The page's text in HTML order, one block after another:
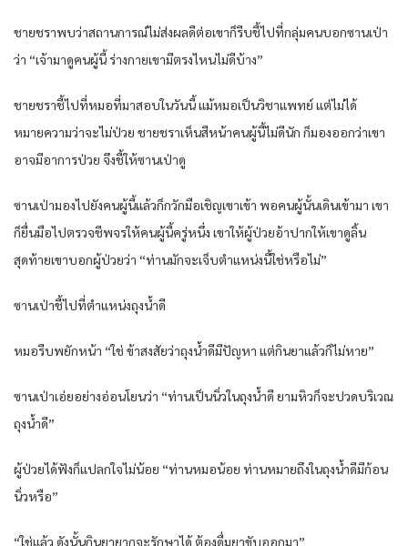
ชายชราพบว่าสถานการณ์ไม่ส่งผลดีต่อเขาก็รีบชี้ไปที่กลุ่มคนบอกซานเป่า
ว่า “เจ้ามาดูคนผู้นี้ ร่างกายเขามีตรงไหนไม่ดีบ้าง”
ชายชราชี้ไปที่หมอที่มาสอบในวันนี้ แม้หมอเป็นวิชาแพทย์ แต่ไม่ได้
หมายความว่าจะไม่ป่วย ชายชราเห็นสีหน้าคนผู้นี้ไม่ดีนัก ก็มองออกว่าเขา
อาจมีอาการป่วย จึงชี้ให้ซานเป่าดู
ซานเป่ามองไปยังคนผู้นี้แล้วก็กวักมือเชิญเขาเข้า พอคนผู้นั้นเดินเข้ามา เขา
ก็ยื่นมือไปตรวจชีพจรให้คนผู้นี้ครู่หนึ่ง เขาให้ผู้ป่วยอ้าปากให้เขาดูลิ้น
สุดท้ายเขาบอกผู้ป่วยว่า “ท่านมักจะเจ็บตำแหน่งนี้ใช่หรือไม่”
ซานเป่าชี้ไปที่ตำแหน่งถุงน้ำดี
หมอรีบพยักหน้า “ใช่ ข้าสงสัยว่าถุงน้ำดีมีปัญหา แต่กินยาแล้วก็ไม่หาย”
ซานเป่าเอ่ยอย่างอ่อนโยนว่า “ท่านเป็นนิ่วในถุงน้ำดี ยามหิวก็จะปวดบริเวณ
ถุงน้ำดี”
ผู้ป่วยได้ฟังก็แปลกใจไม่น้อย “ท่านหมอน้อย ท่านหมายถึงในถุงน้ำดีมีก้อน
นิ่วหรือ”
“ใช่แล้ว ดังนั้นกินยายากจะรักษาได้ ต้องดื่มยาขับออกมา”